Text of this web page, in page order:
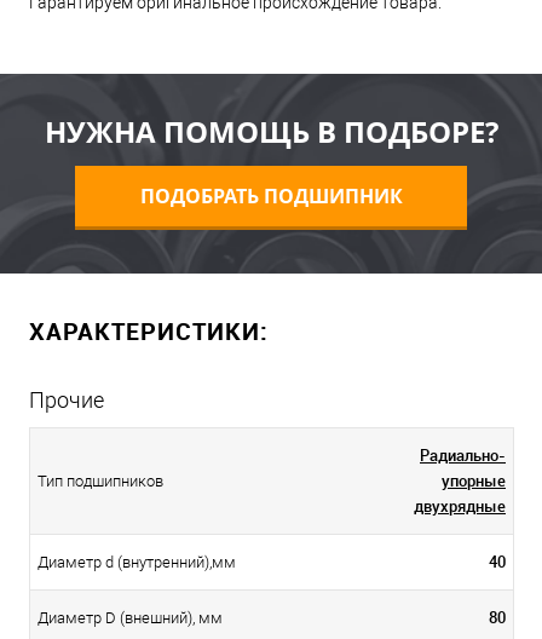
НУЖНА ПОМОЩЬ В ПОДБОРЕ?
ПОДОБРАТЬ ПОДШИПНИК
ХАРАКТЕРИСТИКИ:
Прочие
Тип подшипников
Радиально-
упорные
двухрядные
Диаметр d (внутренний),мм 40
Диаметр D (внешний), мм 80